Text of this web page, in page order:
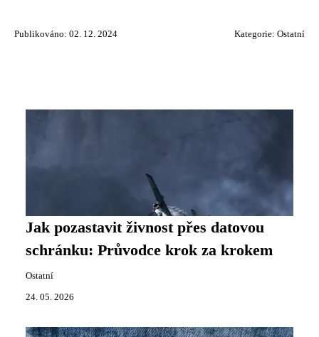
Publikováno: 02. 12. 2024 Kategorie: Ostatní
Jak pozastavit živnost přes datovou
schránku: Průvodce krok za krokem
Ostatní
24. 05. 2026